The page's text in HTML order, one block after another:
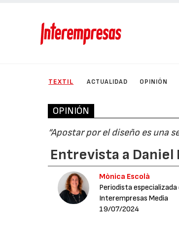
TEXTIL ACTUALIDAD OPINIÓN
OPINIÓN
“Apostar por el diseño es una
Entrevista a
Mònica Escolà
Periodista
Interempresas Media
19/07/2024